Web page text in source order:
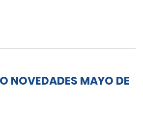
NOVEDADES MAYO DE